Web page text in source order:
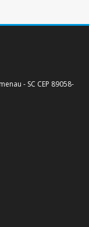
- SC CEP 89058-